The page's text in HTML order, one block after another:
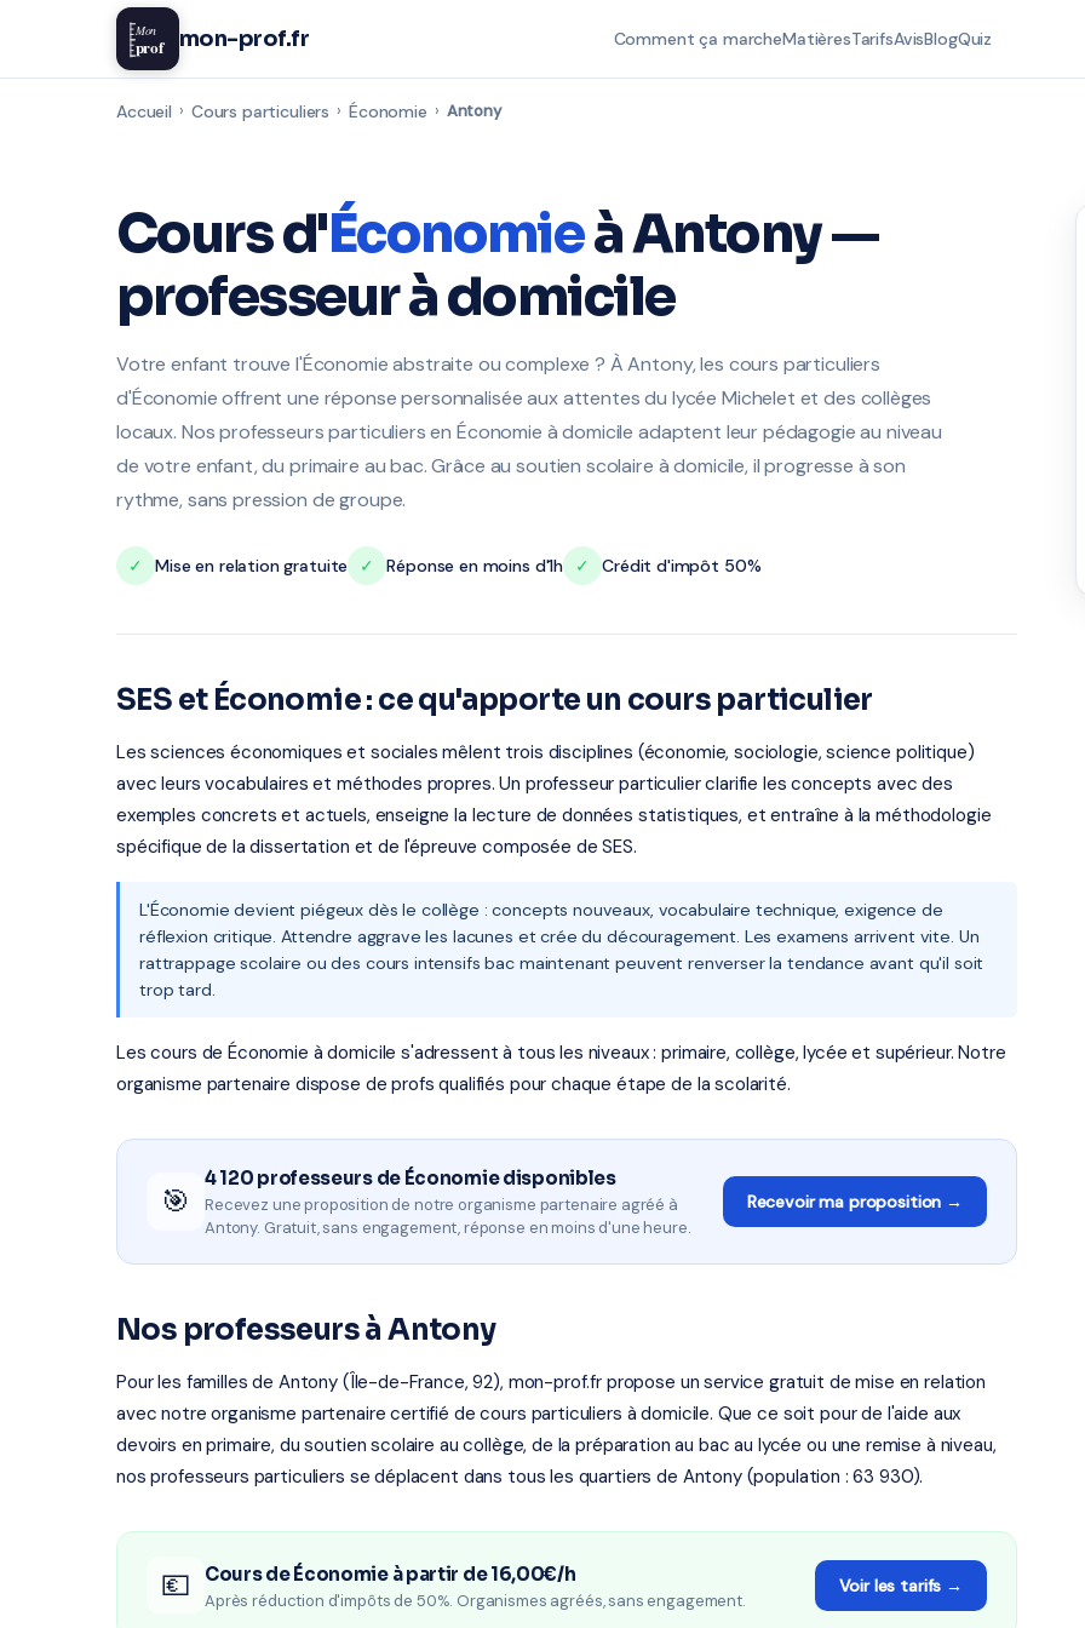
Mon
prof mon-prof.fr Comment ça marcheMatièresTarifsAvisBlogQuiz
Accueil › Cours particuliers › Économie › Antony
Cours d'Économieà Antony —
professeur à domicile
Votre enfant trouve l'Économie abstraite ou complexe ? À Antony, les cours particuliers
d'Économie offrent une réponse personnalisée aux attentes du lycée Michelet et des collèges
locaux. Nos professeurs particuliers en Économie à domicile adaptent leur pédagogie au niveau
de votre enfant, du primaire au bac. Grâce au soutien scolaire à domicile, il progresse à son
rythme, sans pression de groupe.
✓ Mise en relation gratuite ✓ Réponse en moins d'1h ✓ Crédit d'impôt 50%
SES et Économie : ce qu'apporte un cours particulier
Les sciences économiques et sociales mêlent trois disciplines (économie, sociologie, science politique)
avec leurs vocabulaires et méthodes propres. Un professeur particulier clarifie les concepts avec des
exemples concrets et actuels, enseigne la lecture de données statistiques, et entraîne à la méthodologie
spécifique de la dissertation et de l'épreuve composée de SES.
L'Économie devient piégeux dès le collège : concepts nouveaux, vocabulaire technique, exigence de
réflexion critique. Attendre aggrave les lacunes et crée du découragement. Les examens arrivent vite. Un
rattrappage scolaire ou des cours intensifs bac maintenant peuvent renverser la tendance avant qu'il soit
trop tard.
Les cours de Économie à domicile s'adressent à tous les niveaux : primaire, collège, lycée et supérieur. Notre
organisme partenaire dispose de profs qualifiés pour chaque étape de la scolarité.
🎯
4 120 professeurs de Économie disponibles
Recevez une proposition de notre organisme partenaire agréé à
Antony. Gratuit, sans engagement, réponse en moins d'une heure.
Recevoir ma proposition →
Nos professeurs à Antony
Pour les familles de Antony (Île-de-France, 92), mon-prof.fr propose un service gratuit de mise en relation
avec notre organisme partenaire certifié de cours particuliers à domicile. Que ce soit pour de l'aide aux
devoirs en primaire, du soutien scolaire au collège, de la préparation au bac au lycée ou une remise à niveau,
nos professeurs particuliers se déplacent dans tous les quartiers de Antony (population : 63 930).
💶 Cours de Économie à partir de 16,00€/h
Après réduction d'impôts de 50%. Organismes agréés, sans engagement.
Voir les tarifs →